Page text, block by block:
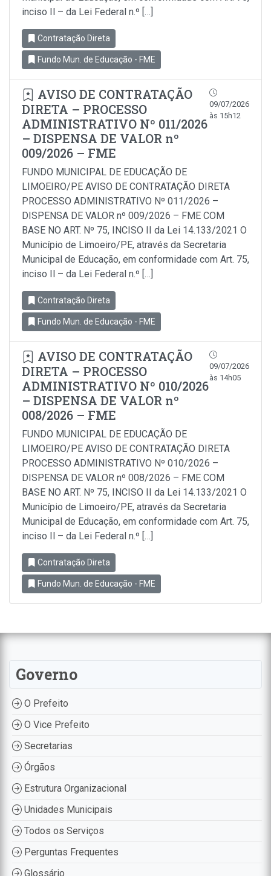
inciso Il – da Lei Federal n.º […]
Contratação Direta
Fundo Mun. de Educação - FME
AVISO DE CONTRATAÇÃO
DIRETA – PROCESSO
ADMINISTRATIVO Nº 011/2026
– DISPENSA DE VALOR nº
009/2026 – FME
09/07/2026
às 15h12
FUNDO MUNICIPAL DE EDUCAÇÃO DE
LIMOEIRO/PE AVISO DE CONTRATAÇÃO DIRETA
PROCESSO ADMINISTRATIVO Nº 011/2026 –
DISPENSA DE VALOR nº 009/2026 – FME COM
BASE NO ART. Nº 75, INCISO II da Lei 14.133/2021 O
Município de Limoeiro/PE, através da Secretaria
Municipal de Educação, em conformidade com Art. 75,
inciso Il – da Lei Federal n.º […]
Contratação Direta
Fundo Mun. de Educação - FME
AVISO DE CONTRATAÇÃO
DIRETA – PROCESSO
ADMINISTRATIVO Nº 010/2026
– DISPENSA DE VALOR nº
008/2026 – FME
09/07/2026
às 14h05
FUNDO MUNICIPAL DE EDUCAÇÃO DE
LIMOEIRO/PE AVISO DE CONTRATAÇÃO DIRETA
PROCESSO ADMINISTRATIVO Nº 010/2026 –
DISPENSA DE VALOR nº 008/2026 – FME COM
BASE NO ART. Nº 75, INCISO II da Lei 14.133/2021 O
Município de Limoeiro/PE, através da Secretaria
Municipal de Educação, em conformidade com Art. 75,
inciso Il – da Lei Federal n.º […]
Contratação Direta
Fundo Mun. de Educação - FME
Governo
O Prefeito
O Vice Prefeito
Secretarias
Órgãos
Estrutura Organizacional
Unidades Municipais
Todos os Serviços
Perguntas Frequentes
Glossário